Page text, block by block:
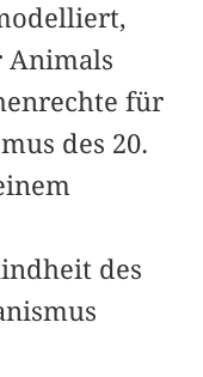
Animals
für
des 20.
des